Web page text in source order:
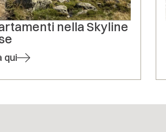
nella Skyline
qui